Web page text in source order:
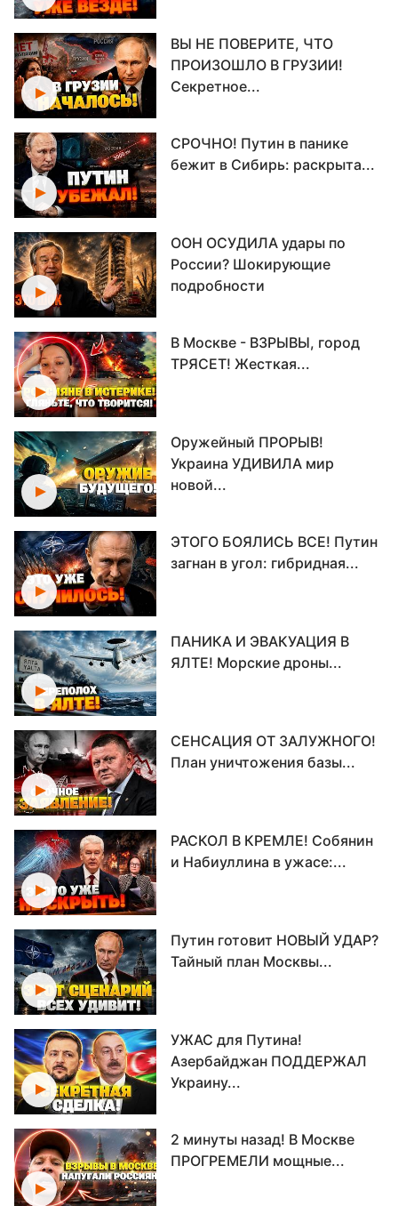
ВЫ НЕ ПОВЕРИТЕ, ЧТО
ПРОИЗОШЛО В ГРУЗИИ!
Секретное...
СРОЧНО! Путин в панике
бежит в Сибирь: раскрыта...
ООН ОСУДИЛА удары по
России? Шокирующие
подробности
В Москве - ВЗРЫВЫ, город
ТРЯСЕТ! Жесткая...
Оружейный ПРОРЫВ!
Украина УДИВИЛА мир
новой...
ЭТОГО БОЯЛИСЬ ВСЕ! Путин
загнан в угол: гибридная...
ПАНИКА И ЭВАКУАЦИЯ В
ЯЛТЕ! Морские дроны...
СЕНСАЦИЯ ОТ ЗАЛУЖНОГО!
План уничтожения базы...
РАСКОЛ В КРЕМЛЕ! Собянин
и Набиуллина в ужасе:...
Путин готовит НОВЫЙ УДАР?
Тайный план Москвы...
УЖАС для Путина!
Азербайджан ПОДДЕРЖАЛ
Украину...
2 минуты назад! В Москве
ПРОГРЕМЕЛИ мощные...